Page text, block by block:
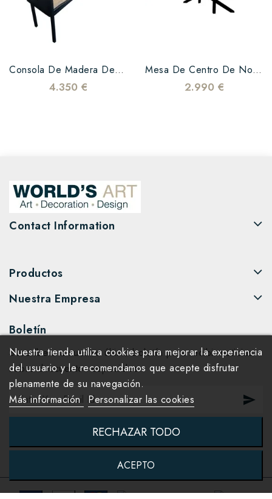
Consola De Madera De Nogal,...
4.350 €
Mesa De Centro De Nogal Y...
2.990 €
Contact Information
Productos
Nuestra Empresa
Boletín
Suscríbete a nuestro último boletín para recibir noticias
sobre descuentos especiales.
Nuestra tienda utiliza cookies para mejorar la experiencia
del usuario y le recomendamos que acepte disfrutar
plenamente de su navegación.
Más información Personalizar las cookies
RECHAZAR TODO
ACEPTO